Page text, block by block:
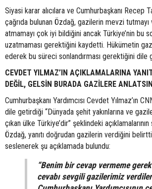
Siyasi karar alıcılara ve Cumhurbaşkanı Recep
çağrıda bulunan Özdağ, gazilerin mevzi tutmayı
atmamayı çok iyi bildiğini ancak Türkiye’nin bu
uzatmaması gerektiğini kaydetti. Hükümetin
ederek bu süreci sonlandırması gerektiğini dile
CEVDET YILMAZ’IN AÇIKLAMALARINA
DEĞİL, GELSİN BURADA GAZİLERE
Cumhurbaşkanı Yardımcısı Cevdet Yılmaz’ın
dile getirdiği “Dünyada şehit yakınlarına ve
çıkan ülke Türkiye’dir” şeklindeki
Özdağ, yanıtı doğrudan gazilerin verdiğini
seslenerek şu açıklamada bulundu:
“Benim bir cevap vermeme
cevabı sevgili gazilerimiz